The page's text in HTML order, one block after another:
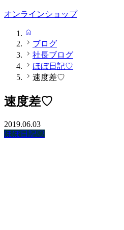
オンラインショップ
ブログ
社長ブログ
ほぼ日記♡
速度差♡
速度差♡
2019.06.03
ほぼ日記♡